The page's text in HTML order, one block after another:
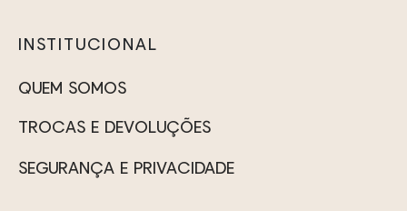
INSTITUCIONAL
QUEM SOMOS
TROCAS E DEVOLUÇÕES
SEGURANÇA E PRIVACIDADE